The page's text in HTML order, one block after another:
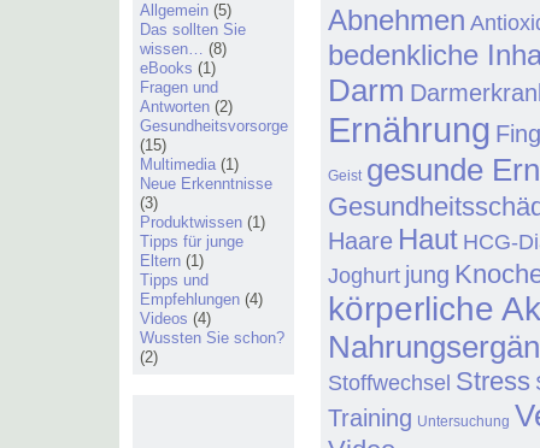
Allgemein (5)
Das sollten Sie
wissen… (8)
eBooks (1)
Fragen und
Antworten (2)
Gesundheitsvorsorge
(15)
Multimedia (1)
Neue Erkenntnisse
(3)
Produktwissen (1)
Tipps für junge
Eltern (1)
Tipps und
Empfehlungen (4)
Videos (4)
Wussten Sie schon?
(2)
Abnehmen
bedenkliche
Darm
Ernährung
Geist gesunde
Haare Haut HCG-
Joghurt jung
körperliche
Stoffwechsel Stress
Training Untersuchung